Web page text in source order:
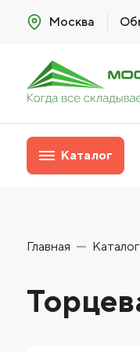
Москва
Каталог
Главная Каталог